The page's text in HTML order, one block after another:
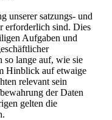
unserer satzungs- und
erforderlich sind. Dies
Aufgaben und
so lange auf, wie sie
Hinblick auf etwaige
relevant sein
der Daten
gelten die